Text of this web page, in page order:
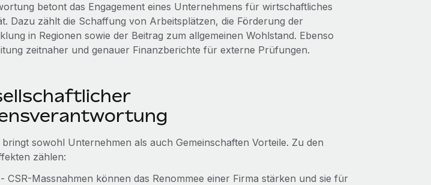
betont das Engagement eines Unternehmens für wirtschaftliches
Dazu zählt die Schaffung von Arbeitsplätzen, die Förderung der
in Regionen sowie der Beitrag zum allgemeinen Wohlstand. Ebenso
zeitnaher und genauer Finanzberichte für externe Prüfungen.
bringt sowohl Unternehmen als auch Gemeinschaften Vorteile. Zu den
zählen:
CSR-Massnahmen können das Renommee einer Firma stärken und sie für